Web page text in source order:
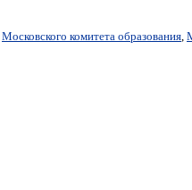
Московского комитета образования,